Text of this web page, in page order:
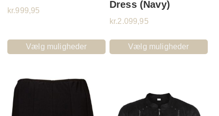
kr.999,95
Vælg muligheder
Dress (Navy)
kr.2.099,95
Vælg muligheder